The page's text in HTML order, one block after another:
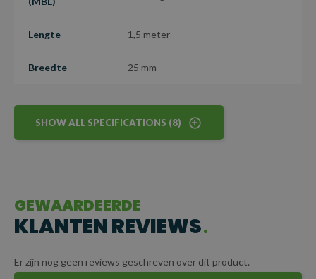
hebben.
Let op: Dit is een maatwerkartikel en kan niet worden
Lengte 1,5 meter
Breedte 25 mm
SHOW ALL SPECIFICATIONS (8)
GEWAARDEERDE
KLANTEN REVIEWS
Er zijn nog geen reviews geschreven over dit product.